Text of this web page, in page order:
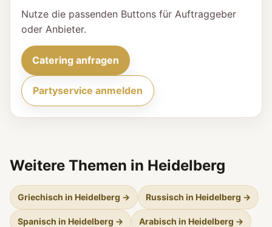
Nutze die passenden Buttons für Auftraggeber
oder Anbieter.
Catering anfragen
Partyservice anmelden
Weitere Themen in Heidelberg
Griechisch in Heidelberg → Russisch in Heidelberg →
Spanisch in Heidelberg → Arabisch in Heidelberg →